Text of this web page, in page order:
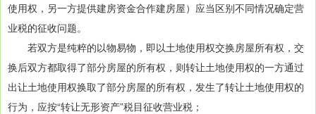
使用权，另一方提供建房资金合作建房屋）应当区别不同情况确定营
业税的征收问题。
若双方是纯粹的以物易物，即以土地使用权交换房屋所有权，交
换后双方都取得了部分房屋的所有权，则转让土地使用权的一方通过
出让土地使用权换取了部分房屋的所有权，发生了转让土地使用权的
行为，应按“转让无形资产”税目征收营业税；